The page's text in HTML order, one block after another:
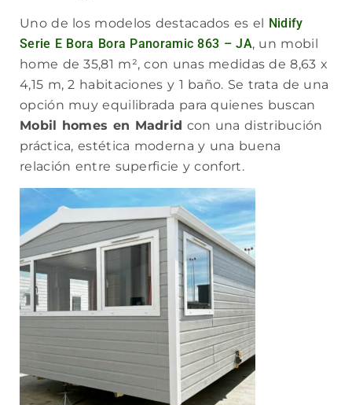
Uno de los modelos destacados es el Nidify
Serie E Bora Bora Panoramic 863 – JA, un mobil
home de 35,81 m², con unas medidas de 8,63 x
4,15 m, 2 habitaciones y 1 baño. Se trata de una
opción muy equilibrada para quienes buscan
Mobil homes en Madrid con una distribución
práctica, estética moderna y una buena
relación entre superficie y confort.